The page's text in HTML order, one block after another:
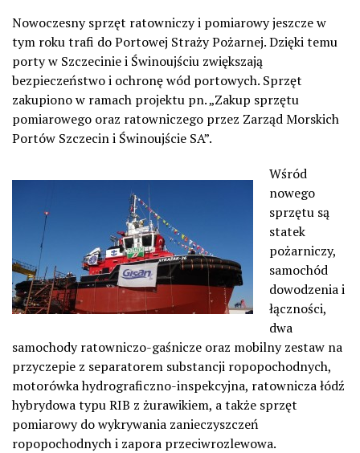
Nowoczesny sprzęt ratowniczy i pomiarowy jeszcze w
tym roku trafi do Portowej Straży Pożarnej. Dzięki temu
porty w Szczecinie i Świnoujściu zwiększają
bezpieczeństwo i ochronę wód portowych. Sprzęt
zakupiono w ramach projektu pn. „Zakup sprzętu
pomiarowego oraz ratowniczego przez Zarząd Morskich
Portów Szczecin i Świnoujście SA”.
Wśród
nowego
sprzętu są
statek
pożarniczy,
samochód
dowodzenia i
łączności,
dwa
samochody ratowniczo-gaśnicze oraz mobilny zestaw na
przyczepie z separatorem substancji ropopochodnych,
motorówka hydrograficzno-inspekcyjna, ratownicza łódź
hybrydowa typu RIB z żurawikiem, a także sprzęt
pomiarowy do wykrywania zanieczyszczeń
ropopochodnych i zapora przeciwrozlewowa.